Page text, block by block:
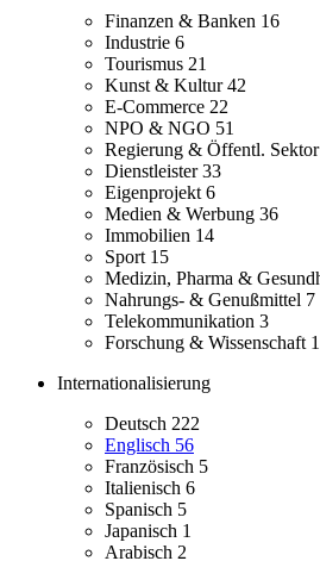
Finanzen & Banken 16
Industrie 6
Tourismus 21
Kunst & Kultur42
E-Commerce 22
NPO & NGO 51
Regierung & Öffentl. Sektor
Dienstleister33
Eigenprojekt 6
Medien & Werbung 36
Immobilien 14
Sport 15
Medizin, Pharma &
Nahrungs- & Genußmittel 7
Telekommunikation 3
Forschung & Wissenschaft 1
Internationalisierung
Deutsch 222
Englisch 56
Französisch 5
Italienisch 6
Spanisch 5
Japanisch 1
Arabisch 2